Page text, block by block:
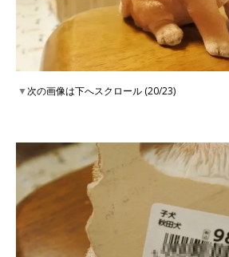
▼次の画像は下へスクロール (20/23)